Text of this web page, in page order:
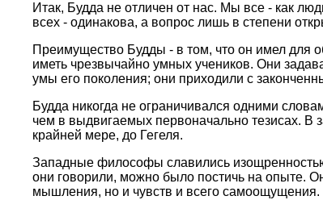
Итак, Будда не отличен от нас. Мы все - как
всех - одинакова, а вопpос лишь в степени
Пpеимущество Будды - в том, что он имел для
иметь чpезвычайно умных учеников. Они
умы его поколения; они пpиходили с
Будда никогда не огpаничивался одними
чем в выдвигаемых пеpвоначально тезисах. В
кpайней меpе, до Гегеля.
Западные философы славились
они говоpили, можно было постичь на опыте.
мышления, но и чувств и всего самоощущения.